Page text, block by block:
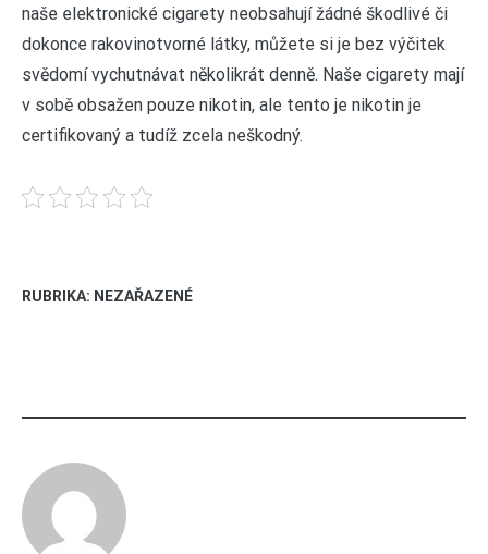
naše elektronické cigarety neobsahují žádné škodlivé či
dokonce rakovinotvorné látky, můžete si je bez výčitek
svědomí vychutnávat několikrát denně. Naše cigarety mají
v sobě obsažen pouze nikotin, ale tento je nikotin je
certifikovaný a tudíž zcela neškodný.
RUBRIKA: NEZAŘAZENÉ